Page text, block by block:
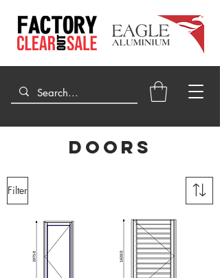
Doors
Filter